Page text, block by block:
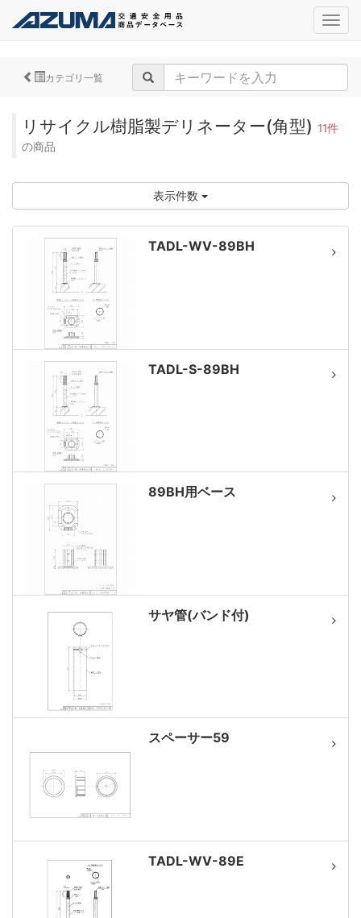
カテゴリ一覧
リサイクル樹脂製デリネーター(角型) 11件
の商品
表示件数
TADL-WV-89BH
TADL-S-89BH
89BH用ベース
サヤ管(バンド付)
スペーサー59
TADL-WV-89E